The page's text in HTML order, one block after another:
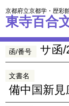
京都府立京都学・歴彩
東寺百合
函/番号 サ函/
文書名
備中国新見